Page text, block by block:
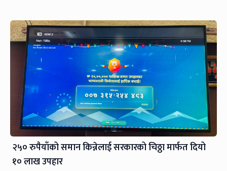
२५० रुपैयाँको समान किन्नेलाई सरकारको चिठ्ठा मार्फत दियो
१० लाख उपहार